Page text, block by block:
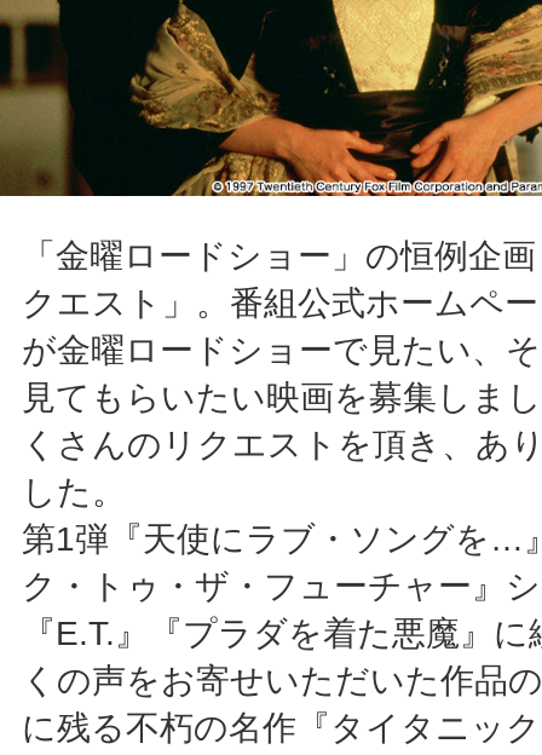
「金曜ロードショー」の恒例企
クエスト」。番組公式ホームペ
が金曜ロードショーで見たい、
見てもらいたい映画を募集しま
くさんのリクエストを頂き、あ
した。
第1弾『天使にラブ・ソングを…
ク・トゥ・ザ・フューチャー』
『E.T.』『プラダを着た悪魔』
くの声をお寄せいただいた作品
に残る不朽の名作『タイタニッ